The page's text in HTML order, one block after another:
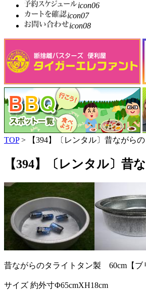
icon06
icon07
icon08
TOP> 【394】〔レンタル〕昔なが
【394】〔レンタル〕
昔ながらのタライトタン製 60cm【ブ
サイズ 約外寸Φ65cmXH18cm